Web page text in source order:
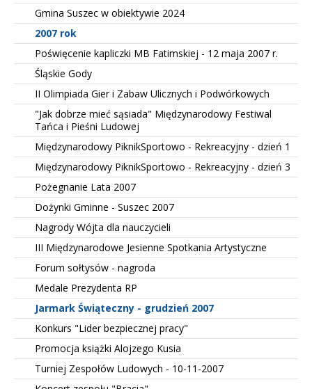
Gmina Suszec w obiektywie 2024
2007 rok
Poświęcenie kapliczki MB Fatimskiej - 12 maja 2007 r.
Śląskie Gody
II Olimpiada Gier i Zabaw Ulicznych i Podwórkowych
"Jak dobrze mieć sąsiada" Międzynarodowy Festiwal
Tańca i Pieśni Ludowej
Międzynarodowy PiknikSportowo - Rekreacyjny - dzień 1
Międzynarodowy PiknikSportowo - Rekreacyjny - dzień 3
Pożegnanie Lata 2007
Dożynki Gminne - Suszec 2007
Nagrody Wójta dla nauczycieli
III Międzynarodowe Jesienne Spotkania Artystyczne
Forum sołtysów - nagroda
Medale Prezydenta RP
Jarmark Świąteczny - grudzień 2007
Konkurs "Lider bezpiecznej pracy"
Promocja książki Alojzego Kusia
Turniej Zespołów Ludowych - 10-11-2007